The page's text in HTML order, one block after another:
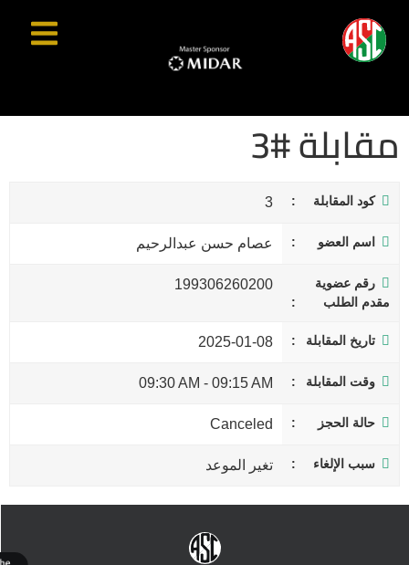
مقابلة #3
كود المقابلة 3
اسم العضو عصام حسن عبدالرحيم
رقم عضوية
مقدم الطلب
199306260200
تاريخ المقابلة 2025-01-08
وقت المقابلة 09:15 AM
-
09:30 AM
حالة الحجز Canceled
سبب الإلغاء تغير الموعد